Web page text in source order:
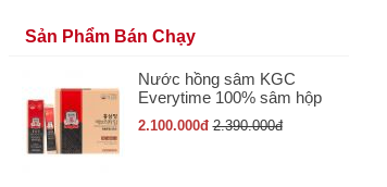
Sản Phẩm Bán Chạy
Nước hồng sâm KGC
Everytime 100% sâm hộp
30 gói x 10ml
2.100.000đ 2.390.000đ